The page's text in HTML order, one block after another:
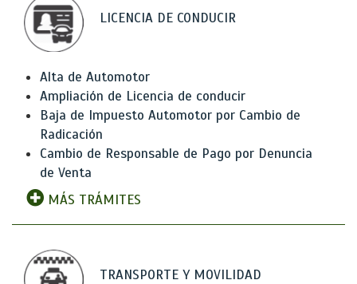
LICENCIA DE CONDUCIR
Alta de Automotor
Ampliación de Licencia de conducir
Baja de Impuesto Automotor por Cambio de
Radicación
Cambio de Responsable de Pago por Denuncia
de Venta
MÁS TRÁMITES
TRANSPORTE Y MOVILIDAD